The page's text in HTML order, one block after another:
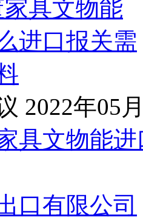
2022年05
具文物能
口有限公司